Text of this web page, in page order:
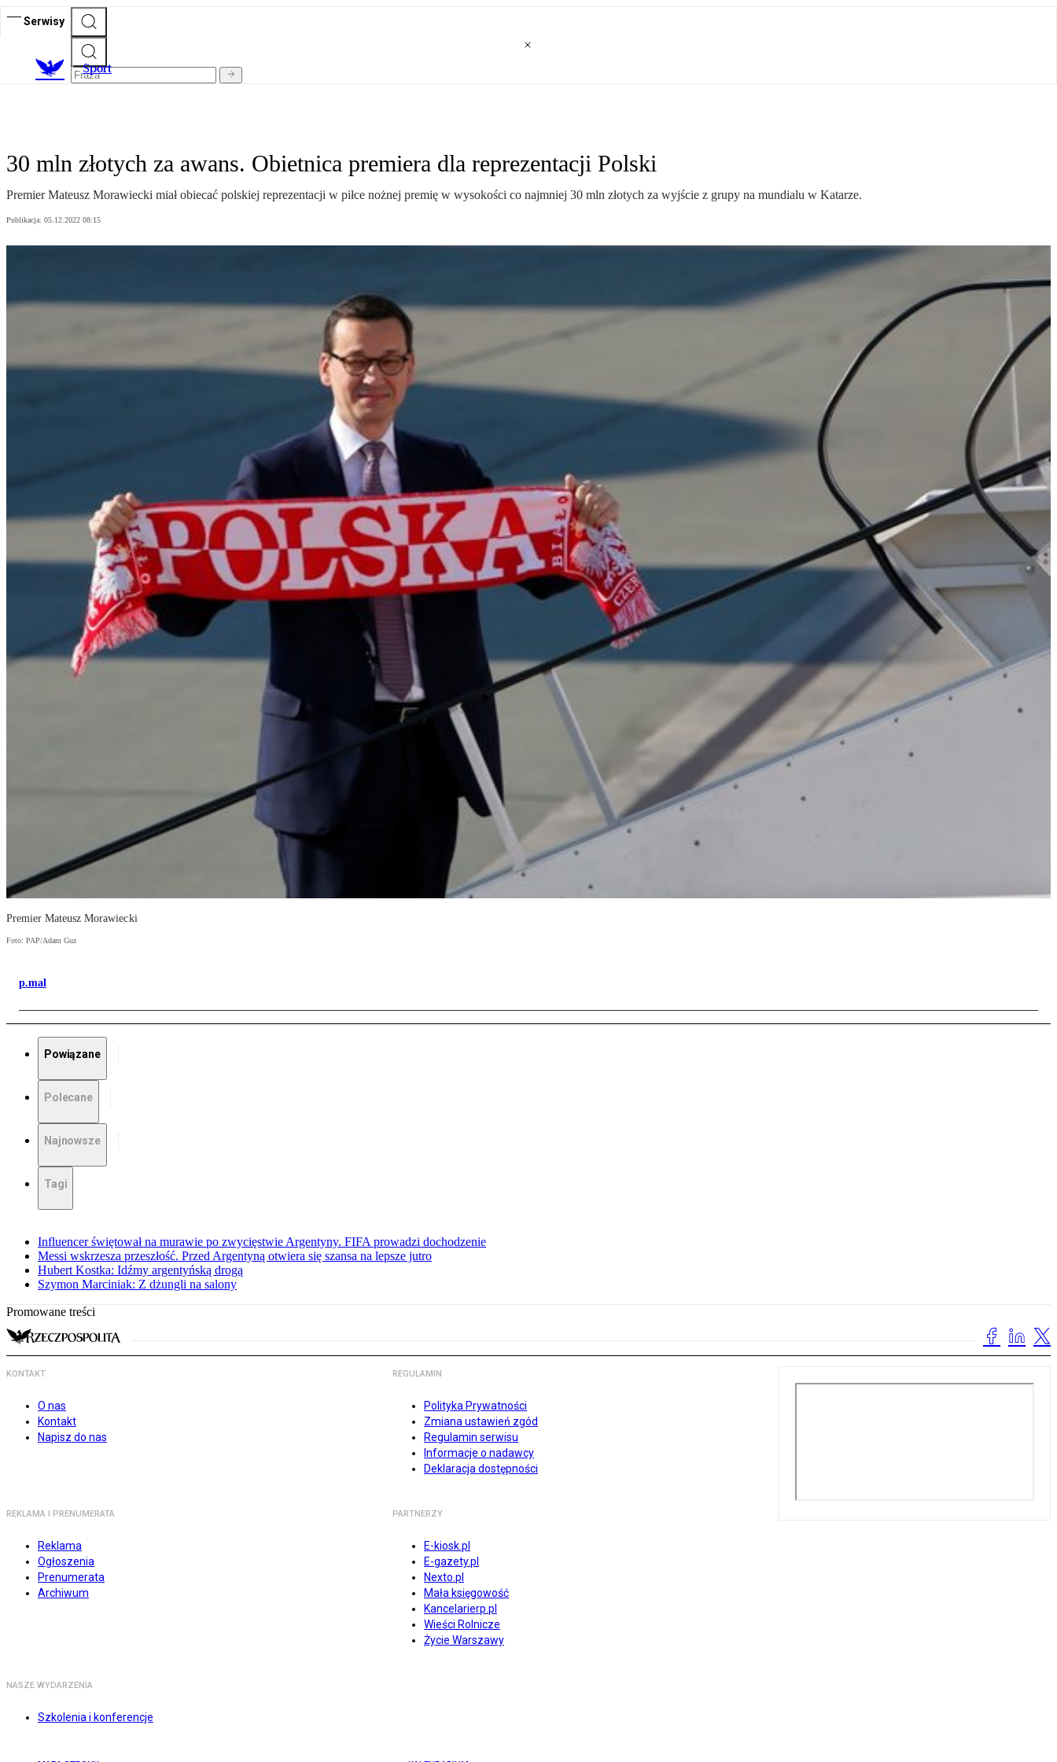
Serwisy
Sport
30 mln złotych za awans. Obietnica premiera dla reprezentacji Polski
Premier Mateusz Morawiecki miał obiecać polskiej reprezentacji w piłce nożnej premię w wysokości co najmniej 30 mln złotych za wyjście z grupy na mundialu w Katarze.
Publikacja: 05.12.2022 08:15
Premier Mateusz Morawiecki
Foto: PAP/Adam Guz
p.mal
Powiązane
Polecane
Najnowsze
Tagi
Influencer świętował na murawie po zwycięstwie Argentyny. FIFA prowadzi dochodzenie
Messi wskrzesza przeszłość. Przed Argentyną otwiera się szansa na lepsze jutro
Hubert Kostka: Idźmy argentyńską drogą
Szymon Marciniak: Z dżungli na salony
Promowane treści
KONTAKT
O nas
Kontakt
Napisz do nas
REGULAMIN
Polityka Prywatności
Zmiana ustawień zgód
Regulamin serwisu
Informacje o nadawcy
Deklaracja dostępności
REKLAMA I PRENUMERATA
Reklama
Ogłoszenia
Prenumerata
Archiwum
PARTNERZY
E-kiosk.pl
E-gazety.pl
Nexto.pl
Mała księgowość
Kancelarierp.pl
Wieści Rolnicze
Życie Warszawy
NASZE WYDARZENIA
Szkolenia i konferencje